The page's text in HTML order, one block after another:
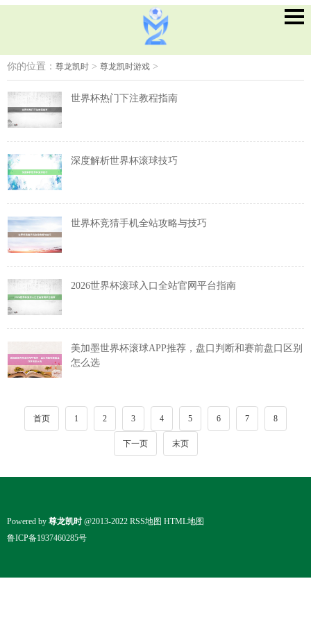
你的位置： 尊龙凯时 > 尊龙凯时游戏 >
世界杯热门下注教程指南
深度解析世界杯滚球技巧
世界杯竞猜手机全站攻略与技巧
2026世界杯滚球入口全站官网平台指南
美加墨世界杯滚球APP推荐，盘口判断和赛前盘口区别
怎么选
首页 1 2 3 4 5 6 7 8
下一页 末页
Powered by 尊龙凯时@2013-2022 RSS地图 HTML地图
鲁ICP备1937460285号